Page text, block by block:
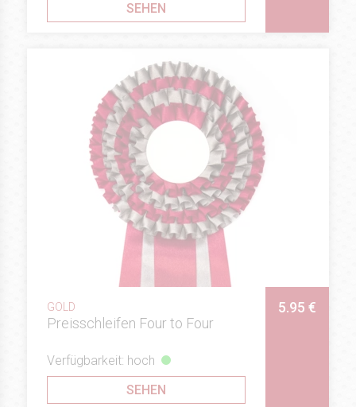
SEHEN
GOLD
Preisschleifen Four to Four
5.95 €
Verfügbarkeit: hoch
SEHEN